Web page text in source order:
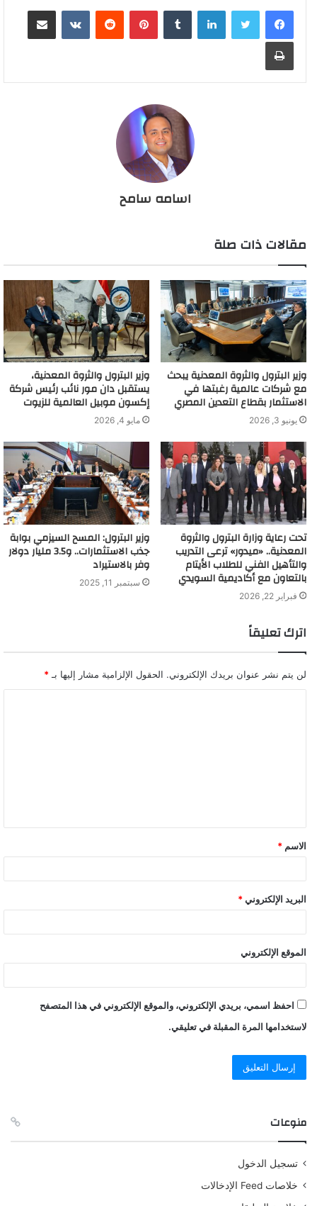
لينكدإن بينتيريست مشاركة عبر البريد
طباعة
اسامه سامح
مقالات ذات صلة
وزير البترول والثروة المعدنية يبحث
مع شركات عالمية رغبتها في
الاستثمار بقطاع التعدين المصري
يونيو 3, 2026
وزير البترول والثروة المعدنية،
يستقبل دان مور نائب رئيس شركة
إكسون موبيل العالمية للزيوت
مايو 4, 2026
تحت رعاية وزارة البترول والثروة
المعدنية.. «ميدور» ترعى التدريب
والتأهيل الفني للطلاب الأيتام
بالتعاون مع أكاديمية السويدي
فبراير 22, 2026
وزير البترول: المسح السيزمي بوابة
جذب الاستثمارات.. و3.5 مليار دولار
وفر بالاستيراد
سبتمبر 11, 2025
اترك تعليقاً
لن يتم نشر عنوان بريدك الإلكتروني. الحقول الإلزامية مشار إليها بـ *
ق
*
الاسم *
البريد الإلكتروني *
الموقع الإلكتروني
احفظ اسمي، بريدي الإلكتروني، والموقع الإلكتروني في هذا المتصفح
لاستخدامها المرة المقبلة في تعليقي.
منوعات
تسجيل الدخول
خلاصات Feed الإدخالات